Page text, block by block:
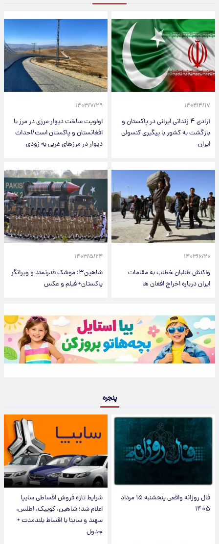
۱۴۰۴/۴/۱۷
آزادی ۴ زندانی ایرانی در پاکستان و
بازگشت به کشور با پیگیری کنسولی
ایران
۱۴۰۳/۷/۲۹
اولویت ساخت دیوار مرزی در مرز با
افغانستان و پاکستان است/احداث
دیوار در مرزهای غربی به زودی
۱۴۰۳/۶/۲۰
واکنش طالبان خطاب به مقامات
ایران درباره اخراج افغان ها
۱۴۰۳/۵/۲۴
شاهین۳؛ موشک قدرتمند و ویرانگر
پاکستان+ فیلم و عکس
پنجره
فال روزانه واقعی پنجشنبه ۱۵ مرداد
۱۴۰۵
شرایط تازه فروش اقساطی سایپا
اعلام شد؛ شاهین، کوییک، اطلس،
سهند و ساینا با اقساط بلندمدت +
جدول